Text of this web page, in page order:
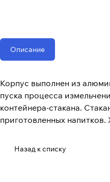
Описание
Корпус выполнен из
пуска процесса
контейнера-стакана.
приготовленных
Назад к списку